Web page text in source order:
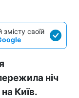
своїй
ніч
Київ.